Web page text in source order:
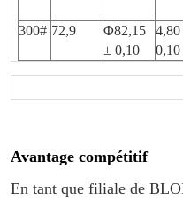
300# 72,9
Φ82,15
± 0,10
4,80
0,10
Avantage compétitif
En tant que filiale de